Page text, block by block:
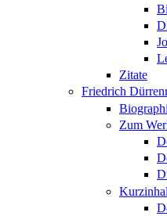
Zitate
Friedrich
Zum